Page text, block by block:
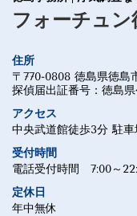
フォーチュン
住所
〒770-0808 徳島県徳島
探偵届出証番号： 徳島
アクセス
中央武道館徒歩3分 駐車
受付時間
電話受付時間 7:00～
定休日
年中無休